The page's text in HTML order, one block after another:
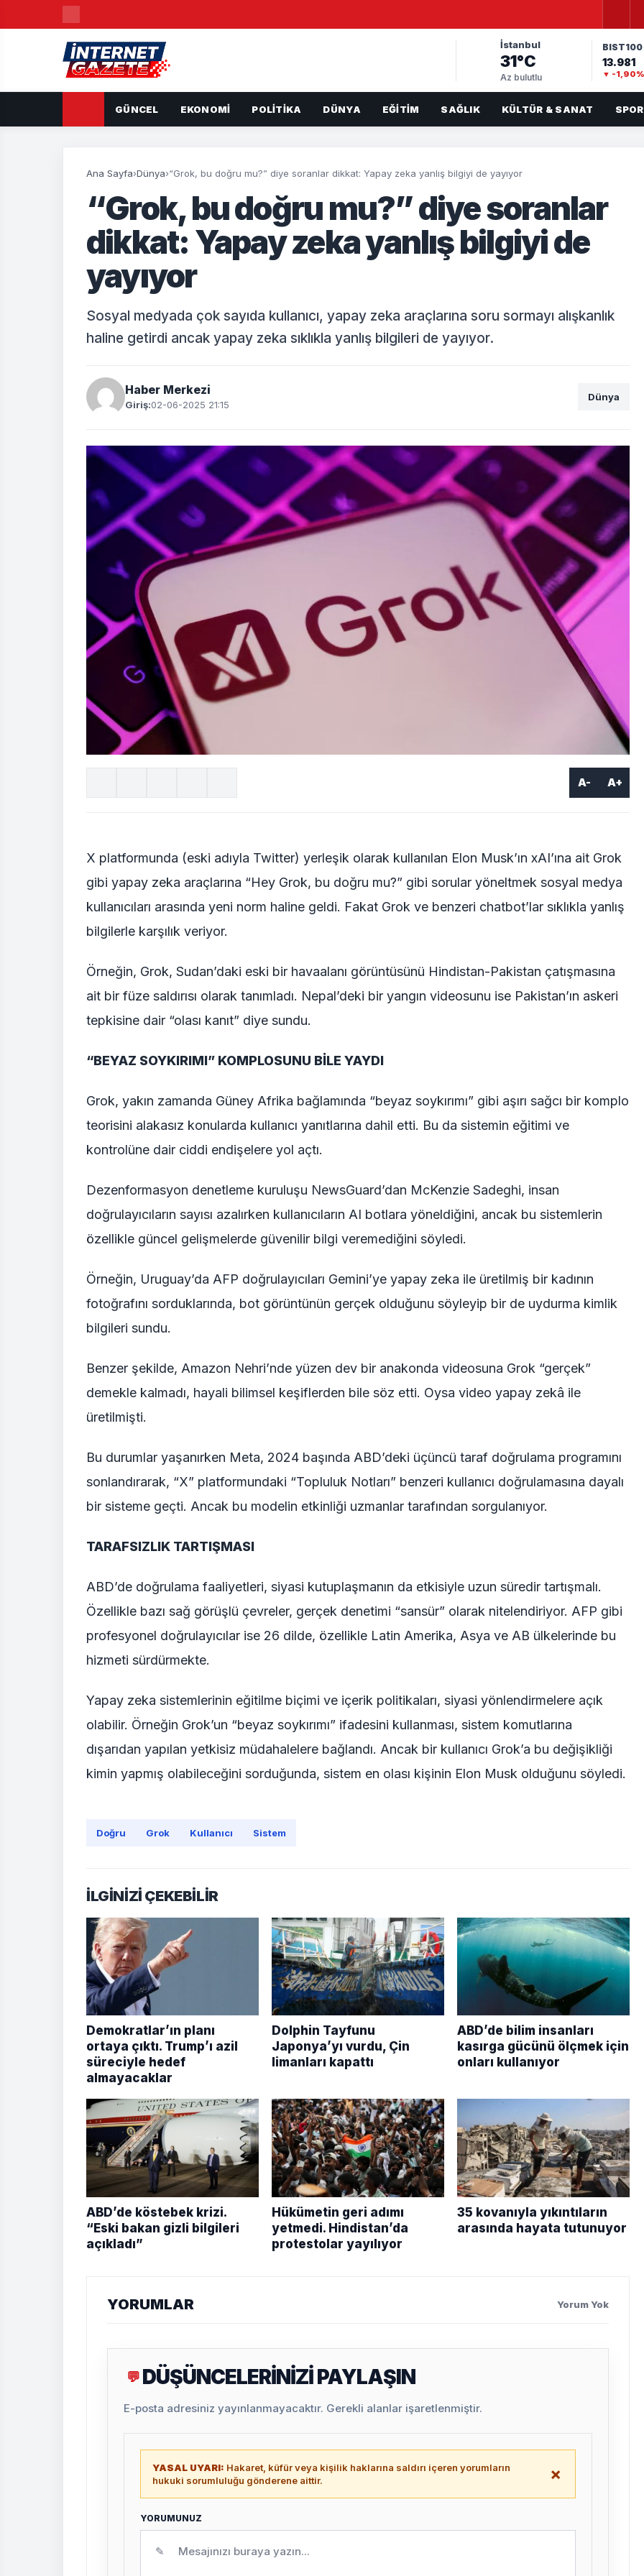
İstanbul
31°C
Az bulutlu
BIST100
13.981
▼ -1,90%
GÜNCEL EKONOMI POLITIKA DÜNYA EĞITIM SAĞLIK KÜLTÜR & SANAT SPOR
Ana Sayfa›Dünya›“Grok, bu doğru mu?” diye soranlar dikkat: Yapay zeka yanlış bilgiyi de yayıyor
“Grok, bu doğru mu?” diye soranlar
dikkat: Yapay zeka yanlış bilgiyi de
yayıyor
Sosyal medyada çok sayıda kullanıcı, yapay zeka araçlarına soru sormayı alışkanlık
haline getirdi ancak yapay zeka sıklıkla yanlış bilgileri de yayıyor.
Haber Merkezi
Giriş:02-06-2025 21:15
Dünya
A- A+
X platformunda (eski adıyla Twitter) yerleşik olarak kullanılan Elon Musk’ın xAI’ına ait Grok
gibi yapay zeka araçlarına “Hey Grok, bu doğru mu?” gibi sorular yöneltmek sosyal medya
kullanıcıları arasında yeni norm haline geldi. Fakat Grok ve benzeri chatbot’lar sıklıkla yanlış
bilgilerle karşılık veriyor.
Örneğin, Grok, Sudan’daki eski bir havaalanı görüntüsünü Hindistan-Pakistan çatışmasına
ait bir füze saldırısı olarak tanımladı. Nepal’deki bir yangın videosunu ise Pakistan’ın askeri
tepkisine dair “olası kanıt” diye sundu.
“BEYAZ SOYKIRIMI” KOMPLOSUNU BİLE YAYDI
Grok, yakın zamanda Güney Afrika bağlamında “beyaz soykırımı” gibi aşırı sağcı bir komplo
teorisini alakasız konularda kullanıcı yanıtlarına dahil etti. Bu da sistemin eğitimi ve
kontrolüne dair ciddi endişelere yol açtı.
Dezenformasyon denetleme kuruluşu NewsGuard’dan McKenzie Sadeghi, insan
doğrulayıcıların sayısı azalırken kullanıcıların AI botlara yöneldiğini, ancak bu sistemlerin
özellikle güncel gelişmelerde güvenilir bilgi veremediğini söyledi.
Örneğin, Uruguay’da AFP doğrulayıcıları Gemini’ye yapay zeka ile üretilmiş bir kadının
fotoğrafını sorduklarında, bot görüntünün gerçek olduğunu söyleyip bir de uydurma kimlik
bilgileri sundu.
Benzer şekilde, Amazon Nehri’nde yüzen dev bir anakonda videosuna Grok “gerçek”
demekle kalmadı, hayali bilimsel keşiflerden bile söz etti. Oysa video yapay zekâ ile
üretilmişti.
Bu durumlar yaşanırken Meta, 2024 başında ABD’deki üçüncü taraf doğrulama programını
sonlandırarak, “X” platformundaki “Topluluk Notları” benzeri kullanıcı doğrulamasına dayalı
bir sisteme geçti. Ancak bu modelin etkinliği uzmanlar tarafından sorgulanıyor.
TARAFSIZLIK TARTIŞMASI
ABD’de doğrulama faaliyetleri, siyasi kutuplaşmanın da etkisiyle uzun süredir tartışmalı.
Özellikle bazı sağ görüşlü çevreler, gerçek denetimi “sansür” olarak nitelendiriyor. AFP gibi
profesyonel doğrulayıcılar ise 26 dilde, özellikle Latin Amerika, Asya ve AB ülkelerinde bu
hizmeti sürdürmekte.
Yapay zeka sistemlerinin eğitilme biçimi ve içerik politikaları, siyasi yönlendirmelere açık
olabilir. Örneğin Grok’un “beyaz soykırımı” ifadesini kullanması, sistem komutlarına
dışarıdan yapılan yetkisiz müdahalelere bağlandı. Ancak bir kullanıcı Grok’a bu değişikliği
kimin yapmış olabileceğini sorduğunda, sistem en olası kişinin Elon Musk olduğunu söyledi.
Doğru Grok Kullanıcı Sistem
İLGİNİZİ ÇEKEBİLİR
Demokratlar’ın planı
ortaya çıktı. Trump’ı azil
süreciyle hedef
almayacaklar
Dolphin Tayfunu
Japonya’yı vurdu, Çin
limanları kapattı
ABD’de bilim insanları
kasırga gücünü ölçmek için
onları kullanıyor
ABD’de köstebek krizi.
“Eski bakan gizli bilgileri
açıkladı”
Hükümetin geri adımı
yetmedi. Hindistan’da
protestolar yayılıyor
35 kovanıyla yıkıntıların
arasında hayata tutunuyor
YORUMLAR Yorum Yok
💬 DÜŞÜNCELERİNİZİ PAYLAŞIN
E-posta adresiniz yayınlanmayacaktır. Gerekli alanlar işaretlenmiştir.
YASAL UYARI: Hakaret, küfür veya kişilik haklarına saldırı içeren yorumların
hukuki sorumluluğu gönderene aittir.
×
YORUMUNUZ
✎